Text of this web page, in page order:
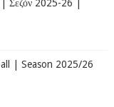
Σεζόν 2025-26 |
| Season 2025/26